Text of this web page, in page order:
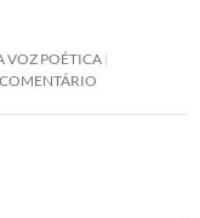
VOZ POÉTICA